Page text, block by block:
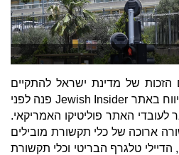
של מדינת ישראל להתקיים
יכול להתפטר", כך על פי הדיווח באתר Jewish Insider פנה לפני
האתר פוליטיקו האמריקאי.
ארוכה של כלי תקשורת מובילים
טלגרף הבריטי וכלי תקשורת